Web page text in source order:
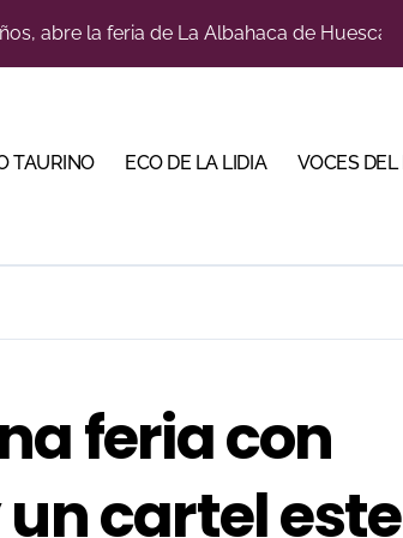
abre la feria de La Albahaca de Huesca
por los jóvenes con entradas desde
sobresale en una noche gris en Las
Martín para su regreso a Huesca trece
la corrida de seis rejoneadores en El
TAURINO ECO DE LA LIDIA VOCES DEL
feria con
cartel